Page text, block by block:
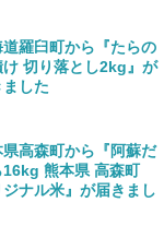
道羅臼町から『たらの
け 切り落とし2kg』が
ました
県高森町から『阿蘇だ
16kg 熊本県 高森町
ナル米』が届きまし